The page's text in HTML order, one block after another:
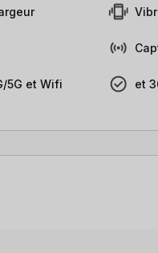
5G et Wifi et